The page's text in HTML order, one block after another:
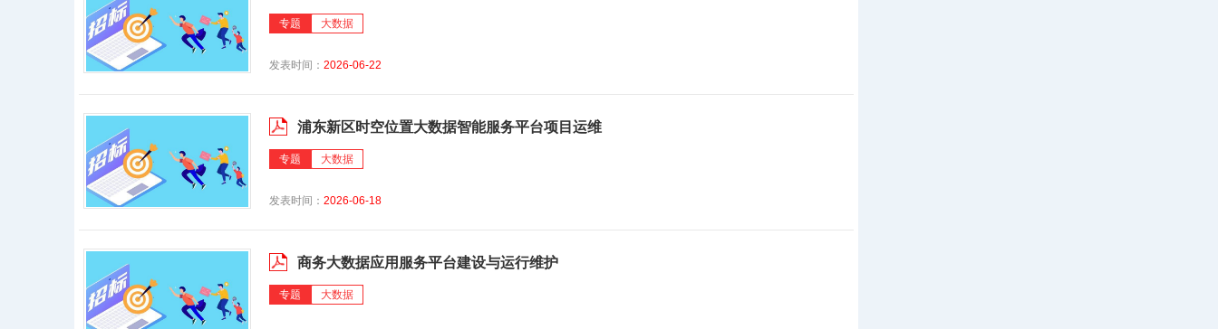
专题 大数据
发表时间： 2026-06-22
浦东新区时空位置大数据智能服务平台项目运维
专题 大数据
发表时间： 2026-06-18
商务大数据应用服务平台建设与运行维护
专题 大数据